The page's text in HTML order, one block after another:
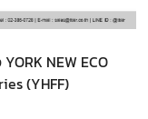
NEW ECO
(YHFF)